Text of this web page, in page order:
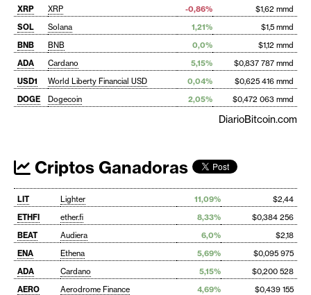
XRP XRP -0,86%
$1,62 mmd
SOL
Solana 1,21%
$1,5 mmd
BNB
BNB 0,0%
$1,12 mmd
ADA
Cardano 5,15%
$0,837 787 mmd
USD1
World Liberty Financial USD 0,04%
$0,625 416 mmd
DOGE
Dogecoin 2,05% $0,472 063 mmd
DiarioBitcoin.com
Criptos Ganadoras
LIT Lighter 11,09%
$2,44
ETHFI
ether.fi 8,33%
$0,384 256
BEAT
Audiera 6,0%
$2,18
ENA
Ethena 5,69%
$0,095 975
ADA
Cardano 5,15%
$0,200 528
AERO
Aerodrome Finance 4,69%
$0,439 155